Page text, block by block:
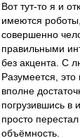
Вот тут-то я и
имеются
совершенно
правильными
без акцента. С
Разумеется, это
вполне
погрузившись в
просто
объёмность.